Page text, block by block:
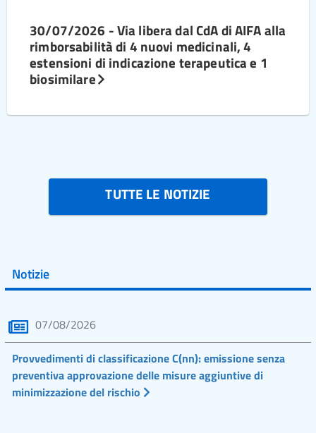
30/07/2026 - Via libera dal CdA di AIFA alla
rimborsabilità di 4 nuovi medicinali, 4
estensioni di indicazione terapeutica e 1
biosimilare
TUTTE LE NOTIZIE
Notizie
07/08/2026
Provvedimenti di classificazione C(nn): emissione senza
preventiva approvazione delle misure aggiuntive di
minimizzazione del rischio